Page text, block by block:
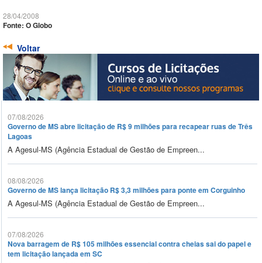
28/04/2008
Fonte: O Globo
Voltar
07/08/2026
Governo de MS abre licitação de R$ 9 milhões para recapear ruas de Três
Lagoas
A Agesul-MS (Agência Estadual de Gestão de Empreen...
08/08/2026
Governo de MS lança licitação R$ 3,3 milhões para ponte em Corguinho
A Agesul-MS (Agência Estadual de Gestão de Empreen...
07/08/2026
Nova barragem de R$ 105 milhões essencial contra cheias sai do papel e
tem licitação lançada em SC